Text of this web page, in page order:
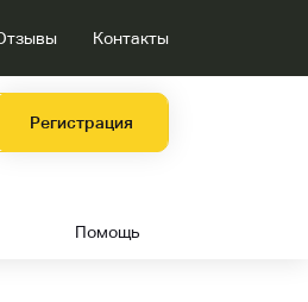
Контакты
Регистрация
Помощь